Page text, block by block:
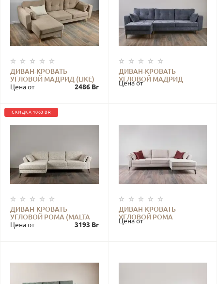
ДИВАН-КРОВАТЬ
УГЛОВОЙ МАДРИД (LIKE)
Цена от
2486 Br
ДИВАН-КРОВАТЬ
УГЛОВОЙ МАДРИД
(СИНИЙ ШЕНИЛ)
Цена от
СКИДКА 1063 BR
ДИВАН-КРОВАТЬ
УГЛОВОЙ РОМА (MALTA
MIST)
Цена от 3193 Br
ДИВАН-КРОВАТЬ
УГЛОВОЙ РОМА
(PALERMO SAND)
Цена от